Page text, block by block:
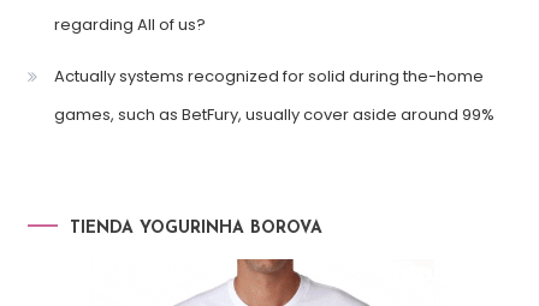
regarding All of us?
Actually systems recognized for solid during the-home
games, such as BetFury, usually cover aside around 99%
TIENDA YOGURINHA BOROVA